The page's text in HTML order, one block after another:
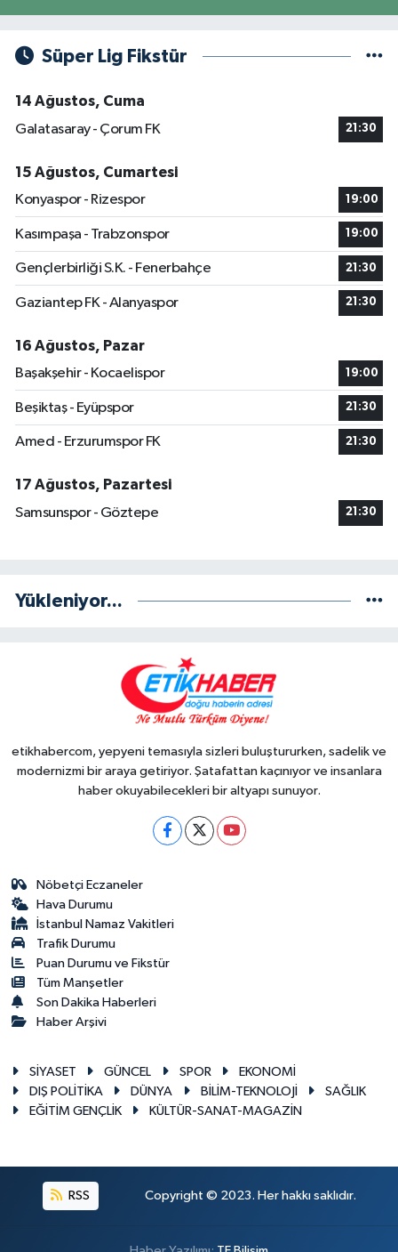
Süper Lig Fikstür
14 Ağustos, Cuma
Galatasaray - Çorum FK
21:30
15 Ağustos, Cumartesi
Konyaspor - Rizespor
19:00
Kasımpaşa - Trabzonspor 19:00
Gençlerbirliği S.K. - Fenerbahçe 21:30
Gaziantep FK - Alanyaspor 21:30
16 Ağustos, Pazar
Başakşehir - Kocaelispor
19:00
Beşiktaş - Eyüpspor 21:30
Amed - Erzurumspor FK 21:30
17 Ağustos, Pazartesi
Samsunspor - Göztepe
21:30
Yükleniyor...
etikhabercom, yepyeni temasıyla sizleri buluştururken, sadelik ve
modernizmi bir araya getiriyor. Şatafattan kaçınıyor ve insanlara
haber okuyabilecekleri bir altyapı sunuyor.
Nöbetçi Eczaneler
Hava Durumu
İstanbul Namaz Vakitleri
Trafik Durumu
Puan Durumu ve Fikstür
Tüm Manşetler
Son Dakika Haberleri
Haber Arşivi
SİYASET GÜNCEL SPOR
EKONOMİ
DIŞ POLİTİKA
DÜNYA BİLİM-TEKNOLOJİ
SAĞLIK
EĞİTİM GENÇLİK
KÜLTÜR-SANAT-MAGAZİN
RSS Copyright © 2023. Her hakkı saklıdır.